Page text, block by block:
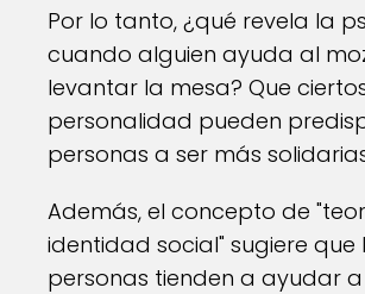
Por lo tanto, ¿qué revela la
cuando alguien ayuda al
levantar la mesa? Que
personalidad pueden
personas a ser más
Además, el concepto de
identidad social" sugiere que
personas tienden a ayudar